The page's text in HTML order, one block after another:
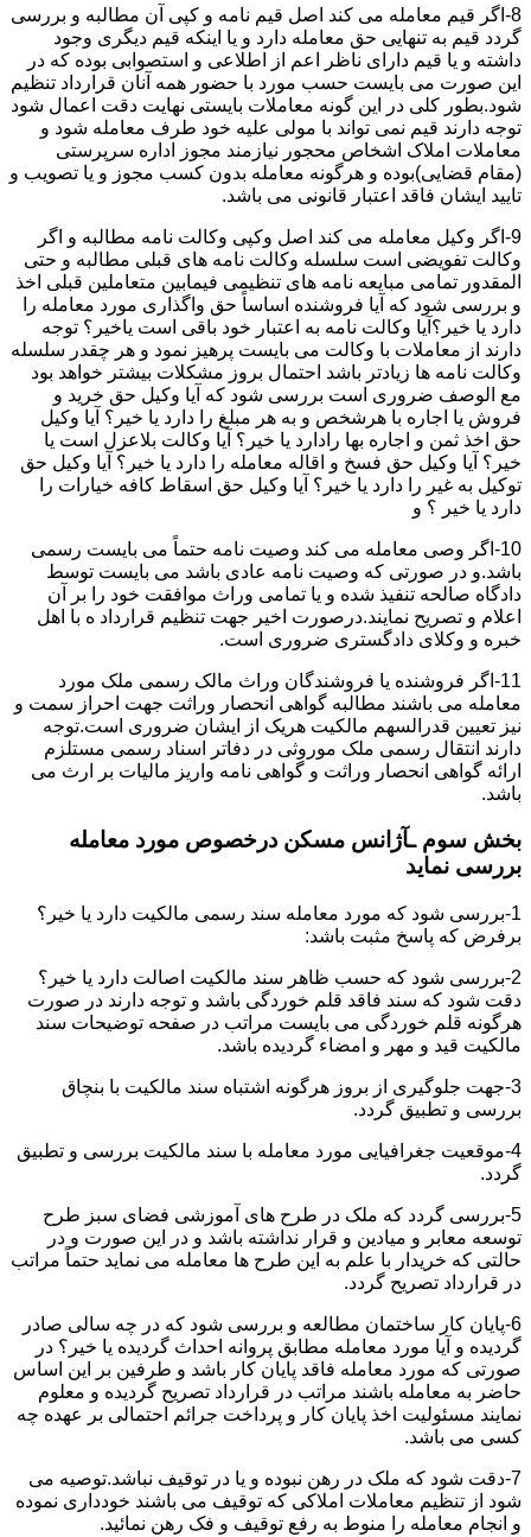
8-اگر قیم معامله می کند اصل قیم نامه و کپی آن مطالبه و بررسی
گردد قیم به تنهایی حق معامله دارد و یا اینکه قیم دیگری وجود
داشته و یا قیم دارای ناظر اعم از اطلاعی و استصوابی بوده که در
این صورت می بایست حسب مورد با حضور همه آنان قرارداد تنظیم
شود.بطور کلی در این گونه معاملات بایستی نهایت دقت اعمال شود
توجه دارند قیم نمی تواند با مولی علیه خود طرف معامله شود و
معاملات املاک اشخاص محجور نیازمند مجوز اداره سرپرستی
(مقام قضایی)بوده و هرگونه معامله بدون کسب مجوز و یا تصویب و
تایید ایشان فاقد اعتبار قانونی می باشد.
9-اگر وکیل معامله می کند اصل وکپی وکالت نامه مطالبه و اگر
وکالت تفویضی است سلسله وکالت نامه های قبلی مطالبه و حتی
المقدور تمامی مبایعه نامه های تنظیمی فیمابین متعاملین قبلی اخذ
و بررسی شود که آیا فروشنده اساساً حق واگذاری مورد معامله را
دارد یا خیر؟آیا وکالت نامه به اعتبار خود باقی است یاخیر؟ توجه
دارند از معاملات با وکالت می بایست پرهیز نمود و هر چقدر سلسله
وکالت نامه ها زیادتر باشد احتمال بروز مشکلات بیشتر خواهد بود
مع الوصف ضروری است بررسی شود که آیا وکیل حق خرید و
فروش یا اجاره با هرشخص و به هر مبلغ را دارد یا خیر؟ آیا وکیل
حق اخذ ثمن و اجاره بها رادارد یا خیر؟ آیا وکالت بلاعزل است یا
خیر؟ آیا وکیل حق فسخ و اقاله معامله را دارد یا خیر؟ آیا وکیل حق
توکیل به غیر را دارد یا خیر؟ آیا وکیل حق اسقاط کافه خیارات را
دارد یا خیر ؟ و
10-اگر وصی معامله می کند وصیت نامه حتماً می بایست رسمی
باشد.و در صورتی که وصیت نامه عادی باشد می بایست توسط
دادگاه صالحه تنفیذ شده و یا تمامی وراث موافقت خود را بر آن
اعلام و تصریح نمایند.درصورت اخیر جهت تنظیم قرارداد ه با اهل
خبره و وکلای دادگستری ضروری است.
11-اگر فروشنده یا فروشندگان وراث مالک رسمی ملک مورد
معامله می باشند مطالبه گواهی انحصار وراثت جهت احراز سمت و
نیز تعیین قدرالسهم مالکیت هریک از ایشان ضروری است.توجه
دارند انتقال رسمی ملک موروثی در دفاتر اسناد رسمی مستلزم
ارائه گواهی انحصار وراثت و گواهی نامه واریز مالیات بر ارث می
باشد.
بخش سوم ـآژانس مسکن درخصوص مورد معامله
بررسی نماید
1-بررسی شود که مورد معامله سند رسمی مالکیت دارد یا خیر؟
برفرض که پاسخ مثبت باشد:
2-بررسی شود که حسب ظاهر سند مالکیت اصالت دارد یا خیر؟
دقت شود که سند فاقد قلم خوردگی باشد و توجه دارند در صورت
هرگونه قلم خوردگی می بایست مراتب در صفحه توضیحات سند
مالکیت قید و مهر و امضاء گردیده باشد.
3-جهت جلوگیری از بروز هرگونه اشتباه سند مالکیت با بنچاق
بررسی و تطبیق گردد.
4-موقعیت جغرافیایی مورد معامله با سند مالکیت بررسی و تطبیق
گردد.
5-بررسی گردد که ملک در طرح های آموزشی فضای سبز طرح
توسعه معابر و میادین و قرار نداشته باشد و در این صورت و در
حالتی که خریدار با علم به این طرح ها معامله می نماید حتماً مراتب
در قرارداد تصریح گردد.
6-پایان کار ساختمان مطالعه و بررسی شود که در چه سالی صادر
گردیده و آیا مورد معامله مطابق پروانه احداث گردیده یا خیر؟ در
صورتی که مورد معامله فاقد پایان کار باشد و طرفین بر این اساس
حاضر به معامله باشند مراتب در قرارداد تصریح گردیده و معلوم
نمایند مسئولیت اخذ پایان کار و پرداخت جرائم احتمالی بر عهده چه
کسی می باشد.
7-دقت شود که ملک در رهن نبوده و یا در توقیف نباشد.توصیه می
شود از تنظیم معاملات املاکی که توقیف می باشند خودداری نموده
و انجام معامله را منوط به رفع توقیف و فک رهن نمائید.